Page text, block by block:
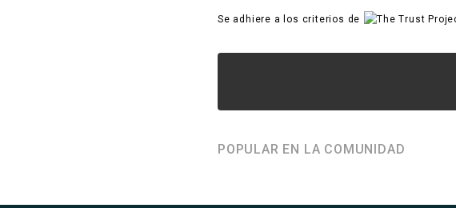
Se adhiere a los criterios de
POPULAR EN LA COMUNIDAD